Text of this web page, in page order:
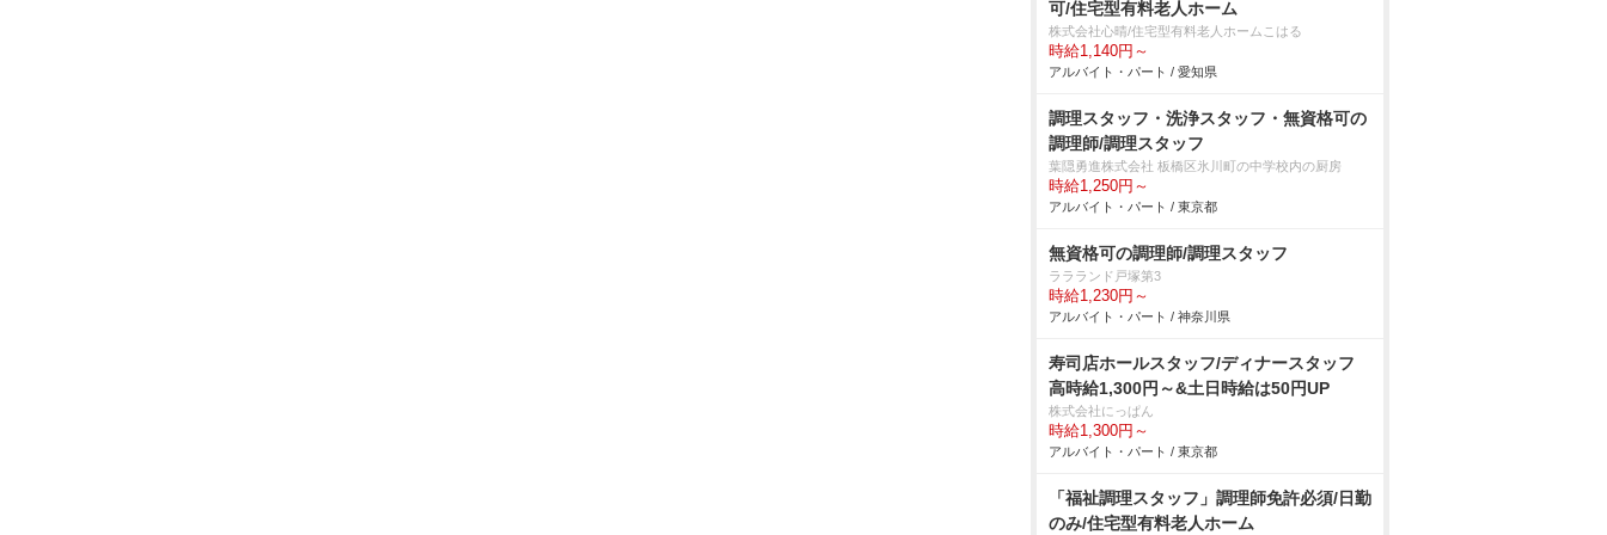
可/住宅型有料老人ホーム
株式会社心晴/住宅型有料老人ホームこはる
時給1,140円～
アルバイト・パート / 愛知県
調理スタッフ・洗浄スタッフ・無資格可の
調理師/調理スタッフ
葉隠勇進株式会社 板橋区氷川町の中学校内の厨房
時給1,250円～
アルバイト・パート / 東京都
無資格可の調理師/調理スタッフ
ララランド戸塚第3
時給1,230円～
アルバイト・パート / 神奈川県
寿司店ホールスタッフ/ディナースタッフ
高時給1,300円～&土日時給は50円UP
株式会社にっぱん
時給1,300円～
アルバイト・パート / 東京都
「福祉調理スタッフ」調理師免許必須/日勤
のみ/住宅型有料老人ホーム